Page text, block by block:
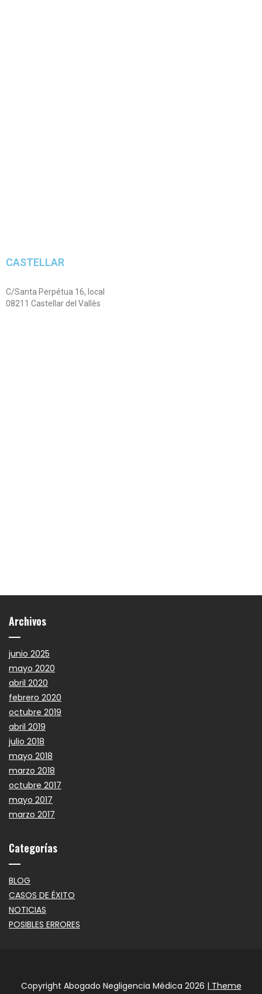
CASTELLAR
C/Santa Perpétua 16, local
08211 Castellar del Vallès
Archivos
junio 2025
mayo 2020
abril 2020
febrero 2020
octubre 2019
abril 2019
julio 2018
mayo 2018
marzo 2018
octubre 2017
mayo 2017
marzo 2017
Categorías
BLOG
CASOS DE ÉXITO
NOTICIAS
POSIBLES ERRORES
Copyright Abogado Negligencia Médica 2026 | Theme